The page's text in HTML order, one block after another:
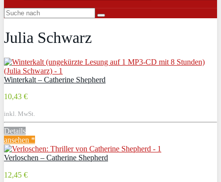
Julia Schwarz
Winterkalt – Catherine Shepherd
10,43 €
inkl. MwSt.
Details
ansehen *
Verloschen – Catherine Shepherd
12,45 €